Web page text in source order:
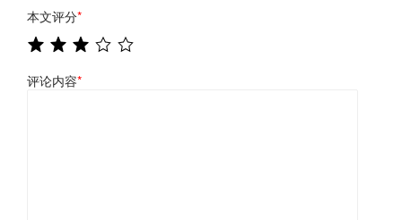
本文评分*
评论内容*